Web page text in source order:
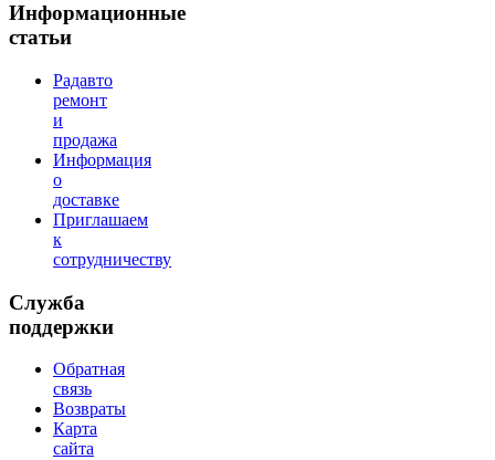
Информационные
статьи
Радавто
ремонт
и
продажа
Информация
о
доставке
Приглашаем
к
сотрудничеству
Служба
поддержки
Обратная
связь
Возвраты
Карта
сайта